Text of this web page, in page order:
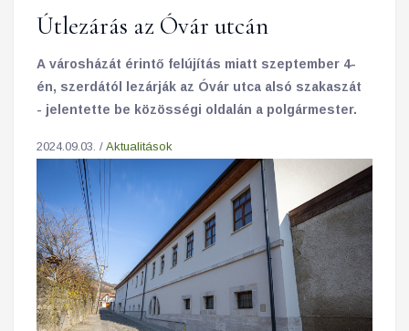
Útlezárás az Óvár utcán
A városházát érintő felújítás miatt szeptember 4-
én, szerdától lezárják az Óvár utca alsó szakaszát
- jelentette be közösségi oldalán a polgármester.
2024.09.03. / Aktualitások